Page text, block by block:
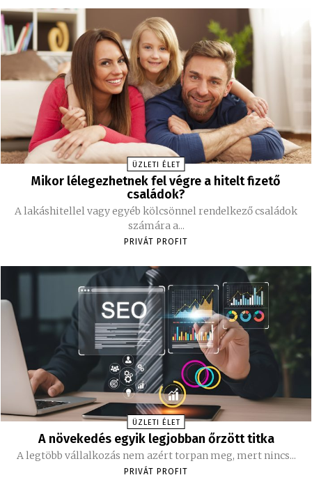
ÜZLETI ÉLET
Mikor lélegezhetnek fel végre a hitelt fizető
családok?
A lakáshitellel vagy egyéb kölcsönnel rendelkező családok
számára a...
PRIVÁT PROFIT
ÜZLETI ÉLET
A növekedés egyik legjobban őrzött titka
A legtöbb vállalkozás nem azért torpan meg, mert nincs...
PRIVÁT PROFIT